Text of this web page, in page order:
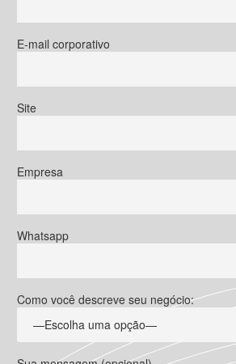
E-mail corporativo
Site
Empresa
Whatsapp
Como você descreve seu negócio:
—Escolha uma opção—